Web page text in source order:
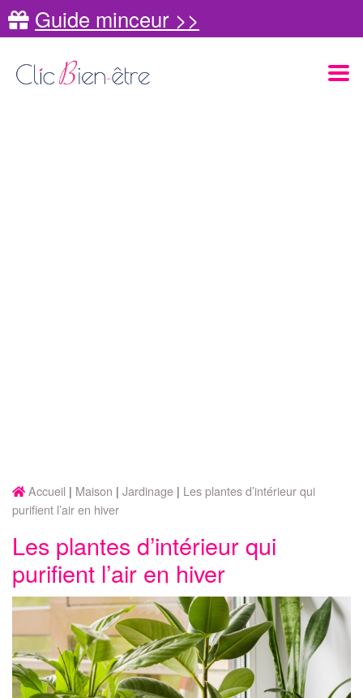
Guide minceur >>
Accueil Maison Jardinage
Les plantes d’intérieur qui
purifient l’air en hiver
Les plantes d’intérieur qui
purifient l’air en hiver